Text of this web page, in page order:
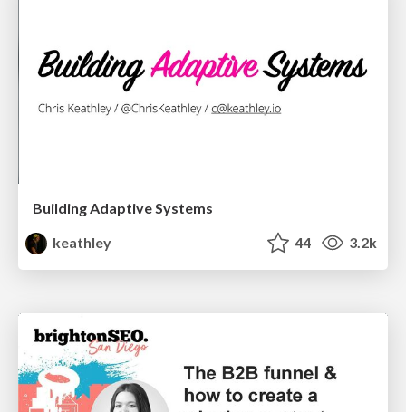
Building Adaptive Systems
keathley
44 3.2k